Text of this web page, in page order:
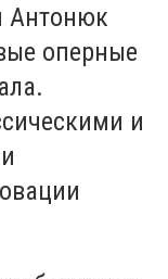
Антонюк
оперные
и